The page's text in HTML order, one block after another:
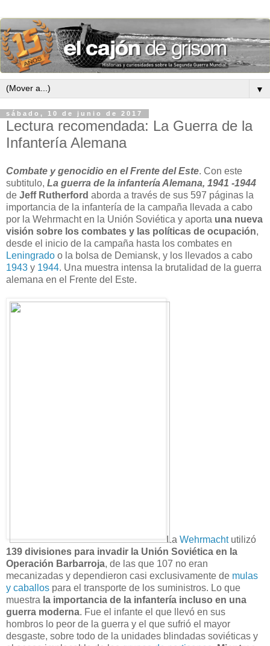
▼
sábado, 10 de junio de 2017
Lectura recomendada: La Guerra de la
Infantería Alemana
Combate y genocidio en el Frente del Este. Con este
subtitulo, La guerra de la infantería Alemana, 1941 -1944
de Jeff Rutherford aborda a través de sus 597 páginas la
importancia de la infantería de la campaña llevada a cabo
por la Wehrmacht en la Unión Soviética y aporta una nueva
visión sobre los combates y las políticas de ocupación,
desde el inicio de la campaña hasta los combates en
Leningrado o la bolsa de Demiansk, y los llevados a cabo
1943 y 1944. Una muestra intensa la brutalidad de la guerra
alemana en el Frente del Este.
La Wehrmachtutilizó
139 divisiones para invadir la Unión Soviética en la
Operación Barbarroja, de las que 107 no eran
mecanizadas y dependieron casi exclusivamente de mulas
y caballos para el transporte de los suministros. Lo que
muestra la importancia de la infantería incluso en una
guerra moderna. Fue el infante el que llevó en sus
hombros lo peor de la guerra y el que sufrió el mayor
desgaste, sobre todo de la unidades blindadas soviéticas y